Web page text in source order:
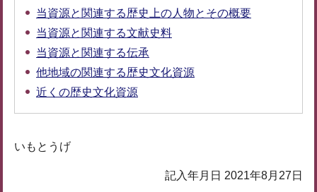
当資源と関連する歴史上の人物とその概要
当資源と関連する文献史料
当資源と関連する伝承
他地域の関連する歴史文化資源
近くの歴史文化資源
いもとうげ
記入年月日 2021年8月27日